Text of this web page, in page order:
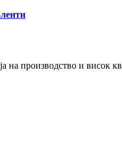
на производство и висок